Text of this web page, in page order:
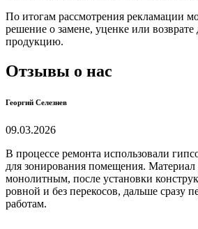
По итогам рассмотрения рекламации
решение о замене, уценке или возврате
продукцию.
Отзывы о нас
Георгий Селезнев
09.03.2026
В процессе ремонта использовали
для зонирования помещения.
монолитным, после установки
ровной и без перекосов, дальше сразу
работам.